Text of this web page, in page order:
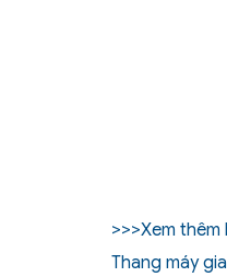
>>>Xem thêm
Thang máy